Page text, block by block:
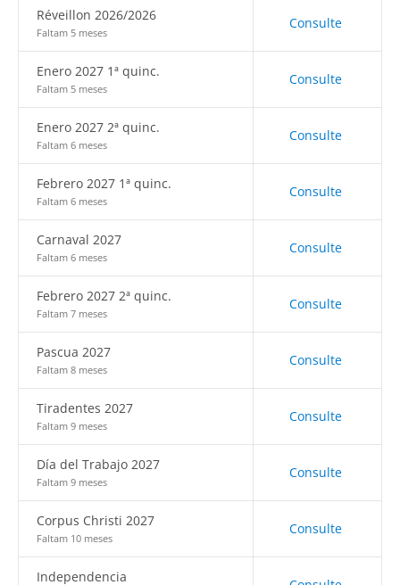
Réveillon 2026/2026
Faltam 5 meses
Consulte
Enero 2027 1ª quinc.
Faltam 5 meses
Consulte
Enero 2027 2ª quinc.
Faltam 6 meses
Consulte
Febrero 2027 1ª quinc.
Faltam 6 meses
Consulte
Carnaval 2027
Faltam 6 meses
Consulte
Febrero 2027 2ª quinc.
Faltam 7 meses
Consulte
Pascua 2027
Faltam 8 meses
Consulte
Tiradentes 2027
Faltam 9 meses
Consulte
Día del Trabajo 2027
Faltam 9 meses
Consulte
Corpus Christi 2027
Faltam 10 meses
Consulte
Independencia